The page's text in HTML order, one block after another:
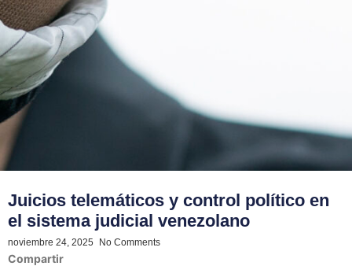
Juicios telemáticos y control político en
el sistema judicial venezolano
noviembre 24, 2025 No Comments
Compartir